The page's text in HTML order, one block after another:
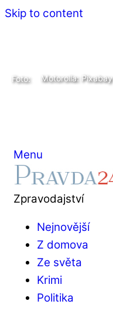
Skip to content
Menu
Zpravodajství
Nejnovější
Z domova
Ze světa
Krimi
Politika
Motorolla: Pixabay
Foto: